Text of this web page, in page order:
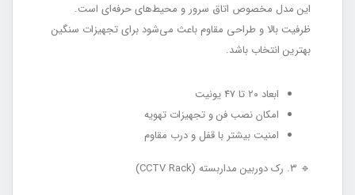
این مدل مخصوص اتاق سرور و محیط‌های حرفه‌ای است.
ظرفیت بالا و طراحی مقاوم باعث می‌شود برای تجهیزات سنگین
بهترین انتخاب باشد.
ابعاد ۲۰ تا ۴۷ یونیت
امکان نصب فن و تجهیزات تهویه
امنیت بیشتر با قفل و درب مقاوم
🔹 ۳. رک دوربین مداربسته (CCTV Rack)